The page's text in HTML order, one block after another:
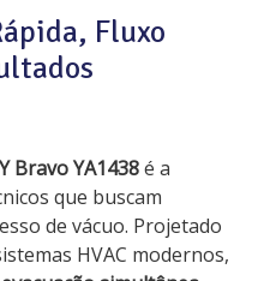
Fluxo
Bravo YA1438é a
que buscam
de vácuo. Projetado
HVAC modernos,